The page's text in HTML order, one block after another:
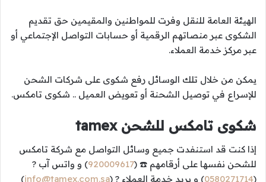
الهيئة العامة للنقل وفرت للمواطنين والمقيمين حق تقديم
الشكوى عبر منصاتهم الرقمية أو حسابات التواصل الإجتماعي أو
عبر مركز خدمة العملاء.
يمكن من خلال تلك الوسائل رفع شكوى على شركات الشحن
للإسراع في توصيل الشحنة أو تعويض العميل .. شكوى تامكس.
شكوى تامكس للشحن tamex
إذا كنت قد استنفدت جميع وسائل التواصل مع شركة تامكس
للشحن نفسها على أرقامهم ☎️ (920009617) و واتس آب ?
(
0580271714) و بريد خدمة العملاء ? (info@tamex.com.sa
)